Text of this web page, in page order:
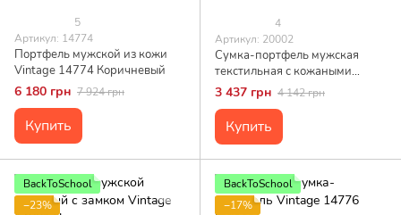
5
Артикул: 14774
Портфель мужской из кожи
Vintage 14774 Коричневый
6 180 грн 7 924 грн
Купить
4
Артикул: 20002
Сумка-портфель мужская
текстильная с кожаными
вставками Vintage 20002
3 437 грн 4 142 грн
Купить
BackToSchool
−23%
BackToSchool
−17%